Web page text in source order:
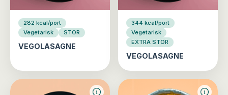
282 kcal/port
Vegetarisk
STOR
VEGOLASAGNE
344 kcal/port
Vegetarisk
EXTRA STOR
VEGOLASAGNE